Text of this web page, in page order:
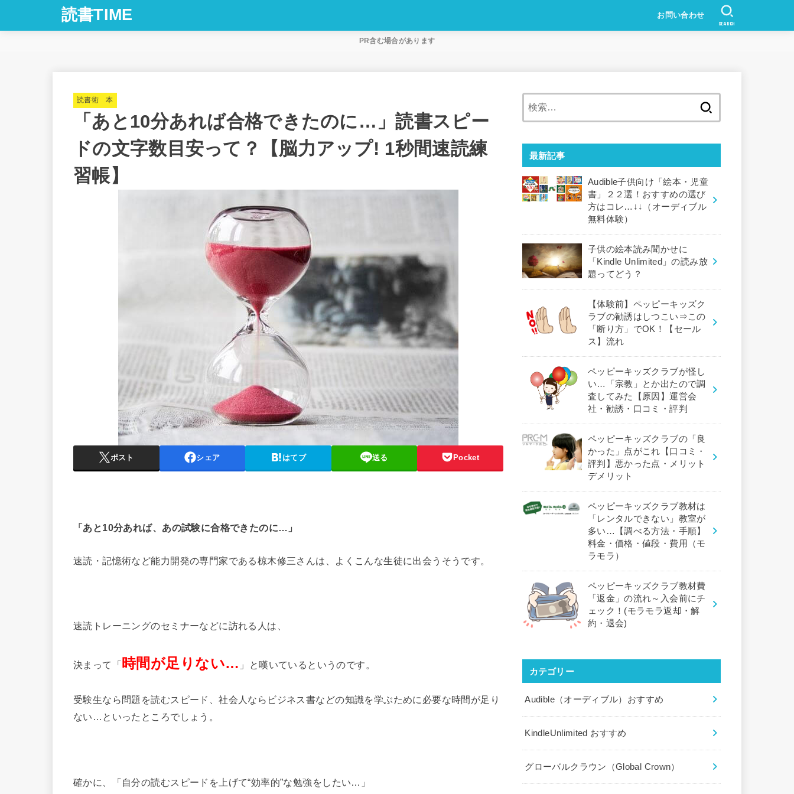
読書TIME お問い合わせ
SEARCH
PR含む場合があります
読書術 本
「あと10分あれば合格できたのに…」読書スピー
ドの文字数目安って？【脳力アップ! 1秒間速読練
習帳】
ポスト シェア はてブ 送る Pocket
「あと10分あれば、あの試験に合格できたのに…」
速読・記憶術など能力開発の専門家である椋木修三さんは、よくこんな生徒に出会うそうです。
速読トレーニングのセミナーなどに訪れる人は、
決まって「時間が足りない… 」と嘆いているというのです。
受験生なら問題を読むスピード、社会人ならビジネス書などの知識を学ぶために必要な時間が足り
ない…といったところでしょう。
確かに、「自分の読むスピードを上げて“効率的”な勉強をしたい… 」
最新記事
Audible子供向け「絵本・児童
書」２２選！おすすめの選び
方はコレ…↓↓（オーディブル
無料体験）
子供の絵本読み聞かせに
「Kindle Unlimited」の読み放
題ってどう？
【体験前】ペッピーキッズク
ラブの勧誘はしつこい⇒この
「断り方」でOK！【セール
ス】流れ
ペッピーキッズクラブが怪し
い…「宗教」とか出たので調
査してみた【原因】運営会
社・勧誘・口コミ・評判
ペッピーキッズクラブの「良
かった」点がこれ【口コミ・
評判】悪かった点・メリット
デメリット
ペッピーキッズクラブ教材は
「レンタルできない」教室が
多い…【調べる方法・手順】
料金・価格・値段・費用（モ
ラモラ）
ペッピーキッズクラブ教材費
「返金」の流れ～入会前にチ
ェック！(モラモラ返却・解
約・退会)
カテゴリー
Audible（オーディブル）おすすめ
KindleUnlimited おすすめ
グローバルクラウン（Global Crown）